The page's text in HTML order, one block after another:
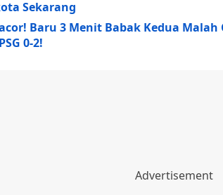
Sekarang
Baru 3 Menit Babak Kedua Malah
0-2!